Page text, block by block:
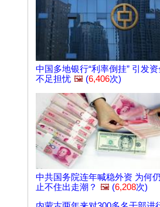
中国多地银行“利率倒挂” 引发资
不足担忧 🖼️ (6,406次)
中共国务院连年喊稳外资 为何仍
止不住出走潮？ 🖼️ (6,208次)